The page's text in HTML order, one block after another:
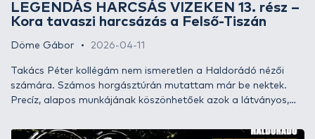
LEGENDÁS HARCSÁS VIZEKEN 13. rész –
Kora tavaszi harcsázás a Felső-Tiszán
Döme Gábor 2026-04-11
Takács Péter kollégám nem ismeretlen a Haldorádó nézői
számára. Számos horgásztúrán mutattam már be nektek.
Precíz, alapos munkájának köszönhetőek azok a látványos,
hazánkban, hanem szerte Európában is nagy népszerűségnek